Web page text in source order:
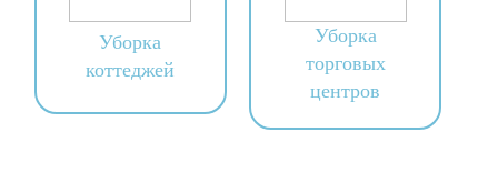
Уборка
коттеджей
Уборка
торговых
центров